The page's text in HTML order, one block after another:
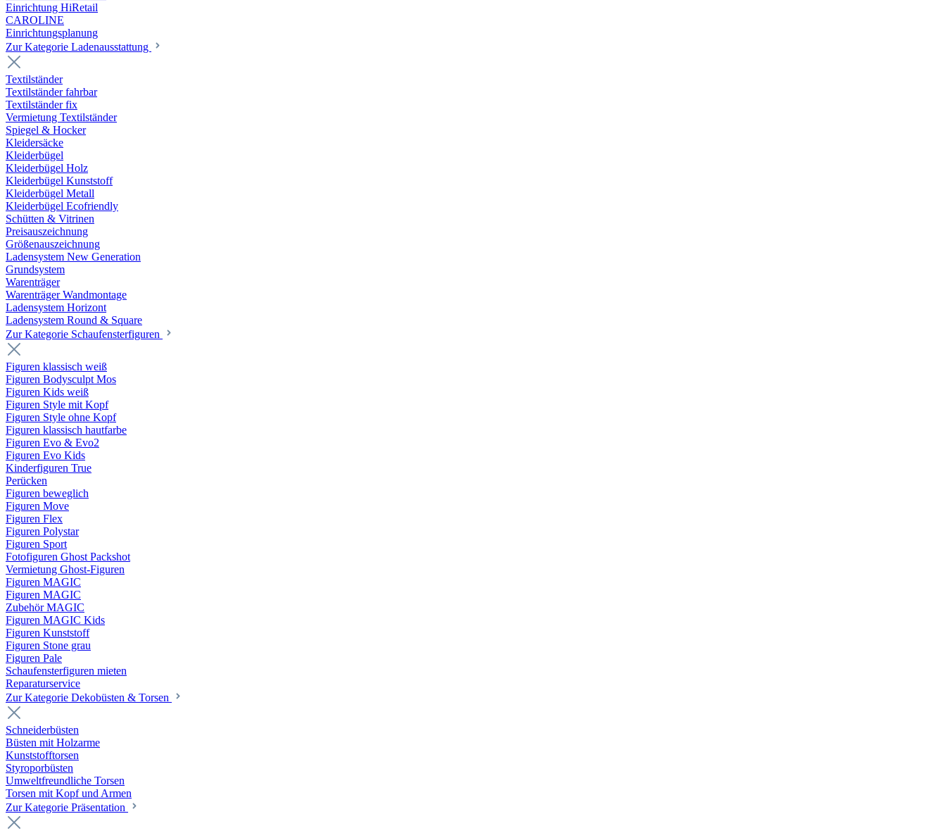
Einrichtung HiRetail
CAROLINE
Einrichtungsplanung
Zur Kategorie Laden­ausstattung
Textilständer
Textilständer fahrbar
Textilständer fix
Vermietung Textilständer
Spiegel & Hocker
Kleidersäcke
Kleiderbügel
Kleiderbügel Holz
Kleiderbügel Kunststoff
Kleiderbügel Metall
Kleiderbügel Ecofriendly
Schütten & Vitrinen
Preisauszeichnung
Größenauszeichnung
Ladensystem New Generation
Grundsystem
Warenträger
Warenträger Wandmontage
Ladensystem Horizont
Ladensystem Round & Square
Zur Kategorie Schaufenster­figuren
Figuren klassisch weiß
Figuren Bodysculpt Mos
Figuren Kids weiß
Figuren Style mit Kopf
Figuren Style ohne Kopf
Figuren klassisch hautfarbe
Figuren Evo & Evo2
Figuren Evo Kids
Kinderfiguren True
Perücken
Figuren beweglich
Figuren Move
Figuren Flex
Figuren Polystar
Figuren Sport
Fotofiguren Ghost Packshot
Vermietung Ghost-Figuren
Figuren MAGIC
Figuren MAGIC
Zubehör MAGIC
Figuren MAGIC Kids
Figuren Kunststoff
Figuren Stone grau
Figuren Pale
Schaufensterfiguren mieten
Reparaturservice
Zur Kategorie Dekobüsten & Torsen
Schneiderbüsten
Büsten mit Holzarme
Kunststofftorsen
Styroporbüsten
Umweltfreundliche Torsen
Torsen mit Kopf und Armen
Zur Kategorie Präsentation